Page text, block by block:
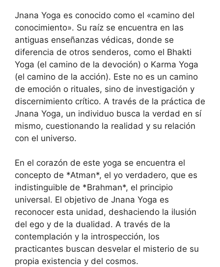
Jnana Yoga es conocido como el «camino del
conocimiento». Su raíz se encuentra en las
antiguas enseñanzas védicas, donde se
diferencia de otros senderos, como el Bhakti
Yoga (el camino de la devoción) o Karma Yoga
(el camino de la acción). Este no es un camino
de emoción o rituales, sino de investigación y
discernimiento crítico. A través de la práctica de
Jnana Yoga, un individuo busca la verdad en sí
mismo, cuestionando la realidad y su relación
con el universo.
En el corazón de este yoga se encuentra el
concepto de *Atman*, el yo verdadero, que es
indistinguible de *Brahman*, el principio
universal. El objetivo de Jnana Yoga es
reconocer esta unidad, deshaciendo la ilusión
del ego y de la dualidad. A través de la
contemplación y la introspección, los
practicantes buscan desvelar el misterio de su
propia existencia y del cosmos.